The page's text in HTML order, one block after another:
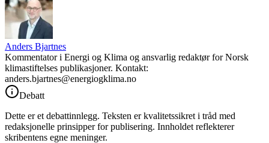
Anders Bjartnes
Kommentator i Energi og Klima og ansvarlig redaktør for Norsk
klimastiftelses publikasjoner. Kontakt:
anders.bjartnes@energiogklima.no
Debatt
Dette er et debattinnlegg. Teksten er kvalitetssikret i tråd med
redaksjonelle prinsipper for publisering. Innholdet reflekterer
skribentens egne meninger.